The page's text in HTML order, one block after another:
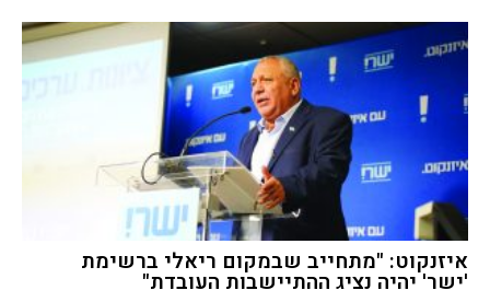
איזנקוט: "מתחייב שבמקום ריאלי ברשימת
'ישר' יהיה נציג ההתיישבות העובדת"